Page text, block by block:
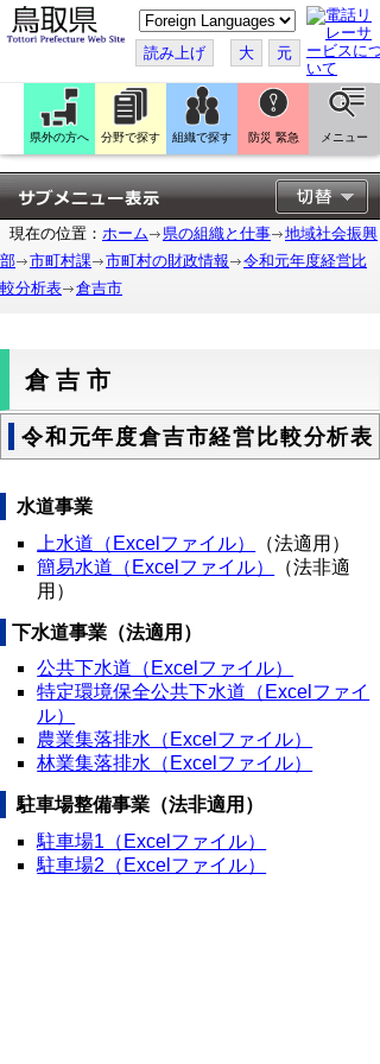
こ
の
ペ
ー
ジ
翻
訳
す
る
読み上げ 大 元
県外の方へ 分野で探す 組織で探す 防災 緊急 メニュー
現在の位置： ホーム 県の組織と仕事
地域社会振興
部
市町村課 市町村の財政情報
令和元年度経営比
較分析表
倉吉市
倉吉市
令和元年度倉吉市経営比較分析表
水道事業
上水道（Excelファイル）
（法適用）
簡易水道（Excelファイル）
（法非適
用）
下水道事業（法適用）
公共下水道（Excelファイル）
特定環境保全公共下水道（Excelファイ
ル）
農業集落排水（Excelファイル）
林業集落排水（Excelファイル）
駐車場整備事業（法非適用）
駐車場1（Excelファイル）
駐車場2（Excelファイル）